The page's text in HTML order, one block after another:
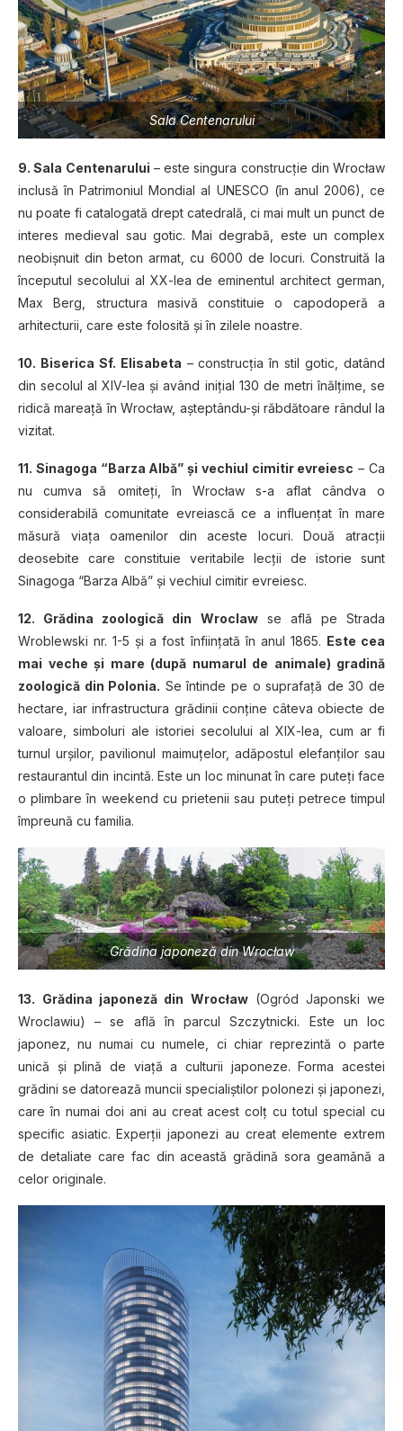
Sala Centenarului
9. Sala Centenarului – este singura construcţie din Wrocław
inclusă în Patrimoniul Mondial al UNESCO (în anul 2006), ce
nu poate fi catalogată drept catedrală, ci mai mult un punct de
interes medieval sau gotic. Mai degrabă, este un complex
neobişnuit din beton armat, cu 6000 de locuri. Construită la
începutul secolului al XX-lea de eminentul architect german,
Max Berg, structura masivă constituie o capodoperă a
arhitecturii, care este folosită şi în zilele noastre.
10. Biserica Sf. Elisabeta – construcţia în stil gotic, datând
din secolul al XIV-lea şi având iniţial 130 de metri înălţime, se
ridică mareaţă în Wrocław, aşteptându-şi răbdătoare rândul la
vizitat.
11. Sinagoga “Barza Albă” şi vechiul cimitir evreiesc – Ca
nu cumva să omiteţi, în Wrocław s-a aflat cândva o
considerabilă comunitate evreiască ce a influenţat în mare
măsură viaţa oamenilor din aceste locuri. Două atracţii
deosebite care constituie veritabile lecţii de istorie sunt
Sinagoga “Barza Albă” şi vechiul cimitir evreiesc.
12. Grădina zoologică din Wroclawse află pe Strada
Wroblewski nr. 1-5 şi a fost înfiinţată în anul 1865. Este cea
mai veche şi mare (după numarul de animale) gradină
zoologică din Polonia. Se întinde pe o suprafaţă de 30 de
hectare, iar infrastructura grădinii conţine câteva obiecte de
valoare, simboluri ale istoriei secolului al XIX-lea, cum ar fi
turnul urşilor, pavilionul maimuţelor, adăpostul elefanţilor sau
restaurantul din incintă. Este un loc minunat în care puteţi face
o plimbare în weekend cu prietenii sau puteţi petrece timpul
împreună cu familia.
Grădina japoneză din Wrocław
13. Grădina japoneză din Wrocław(Ogród Japonski we
Wroclawiu) – se află în parcul Szczytnicki. Este un loc
japonez, nu numai cu numele, ci chiar reprezintă o parte
unică şi plină de viaţă a culturii japoneze. Forma acestei
grădini se datorează muncii specialiştilor polonezi şi japonezi,
care în numai doi ani au creat acest colţ cu totul special cu
specific asiatic. Experţii japonezi au creat elemente extrem
de detaliate care fac din această grădină sora geamănă a
celor originale.